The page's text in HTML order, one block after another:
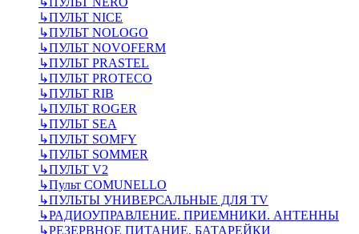
↳ПУЛЬТ NICE
↳ПУЛЬТ NOLOGO
↳ПУЛЬТ NOVOFERM
↳ПУЛЬТ PRASTEL
↳ПУЛЬТ PROTECO
↳ПУЛЬТ RIB
↳ПУЛЬТ ROGER
↳ПУЛЬТ SEA
↳ПУЛЬТ SOMFY
↳ПУЛЬТ SOMMER
↳ПУЛЬТ V2
↳Пульт СOMUNELLO
↳ПУЛЬТЫ УНИВЕРСАЛЬНЫЕ ДЛЯ TV
↳РАДИОУПРАВЛЕНИЕ. ПРИЕМНИКИ. АНТЕННЫ
↳РЕЗЕРВНОЕ ПИТАНИЕ. БАТАРЕЙКИ